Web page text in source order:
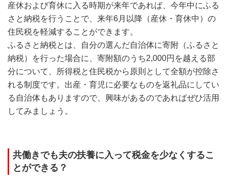
産休および育休に入る時期が来年であれば、今年中にふる
さと納税を行うことで、来年6月以降（産休・育休中）の
住民税を軽減することができます。
ふるさと納税とは、自分の選んだ自治体に寄附（ふるさと
納税）を行った場合に、寄附額のうち2,000円を越える部
分について、所得税と住民税から原則として全額が控除さ
れる制度です。出産・育児に必要なものを返礼品にしてい
る自治体もありますので、興味があるのであればぜひ活用
してみましょう。
共働きでも夫の扶養に入って税金を少なくするこ
とができる？